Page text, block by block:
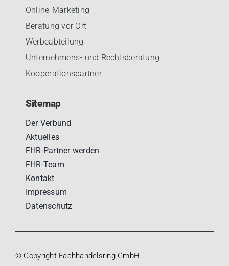
Online-Marketing
Beratung vor Ort
Werbeabteilung
Unternehmens- und Rechtsberatung
Kooperationspartner
Sitemap
Der Verbund
Aktuelles
FHR-Partner werden
FHR-Team
Kontakt
Impressum
Datenschutz
© Copyright Fachhandelsring GmbH